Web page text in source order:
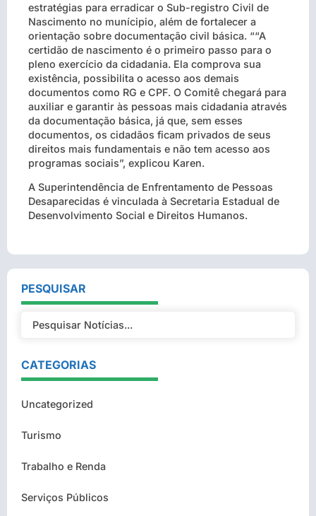
estratégias para erradicar o Sub-registro Civil de
Nascimento no munícipio, além de fortalecer a
orientação sobre documentação civil básica. ““A
certidão de nascimento é o primeiro passo para o
pleno exercício da cidadania. Ela comprova sua
existência, possibilita o acesso aos demais
documentos como RG e CPF. O Comitê chegará para
auxiliar e garantir às pessoas mais cidadania através
da documentação básica, já que, sem esses
documentos, os cidadãos ficam privados de seus
direitos mais fundamentais e não tem acesso aos
programas sociais”, explicou Karen.
A Superintendência de Enfrentamento de Pessoas
Desaparecidas é vinculada à Secretaria Estadual de
Desenvolvimento Social e Direitos Humanos.
PESQUISAR
CATEGORIAS
Uncategorized
Turismo
Trabalho e Renda
Serviços Públicos